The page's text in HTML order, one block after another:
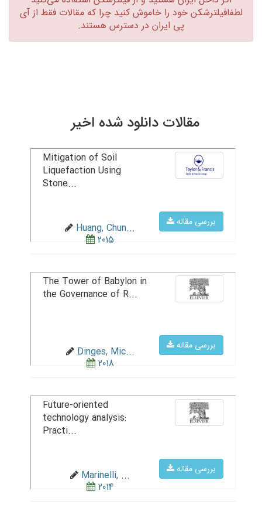
لطفافیلترشکن خود را خاموش کنید چرا که مقالات فقط از آی
پی ایران در دسترس هستند.‏
مقالات دانلود شده اخیر
بررسی مقاله
Mitigation of Soil
Liquefaction Using
Stone...
Huang, Chun...
2015
بررسی مقاله
The Tower of Babylon in
the Governance of R...
Dinges, Mic...
2018
بررسی مقاله
Future-oriented
technology analysis:
Practi...
Marinelli, ...
2014